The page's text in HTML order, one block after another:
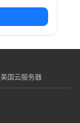
美国云服务器